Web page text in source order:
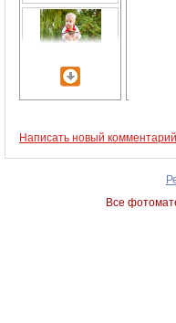
Написать новый комментарий
Все